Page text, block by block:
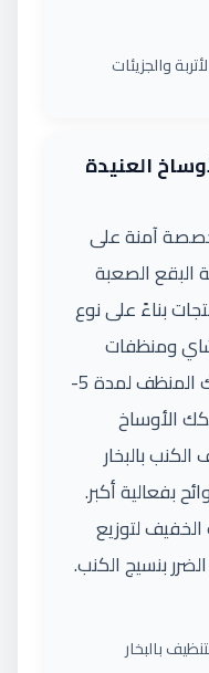
والجزيئات
العنيدة
آمنة على
البقع الصعبة
بناءً على نوع
ومنظفات
للدهون ومعالجات للروائح. نترك المنظف لمدة 5-
الأوساخ
بالبخار
بفعالية أكبر.
الخفيف لتوزيع
بنسيج الكنب.
بالبخار